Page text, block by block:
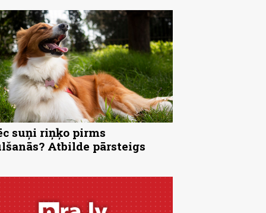
suņi riņķo pirms
Atbilde pārsteigs